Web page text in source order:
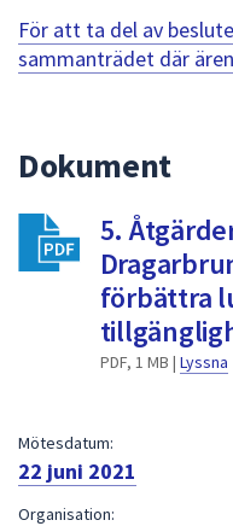
För att ta del av
sammanträdet där
Dokument
5.
förbättra
PDF, 1 MB | Lyssna
Mötesdatum:
22 juni 2021
Organisation: